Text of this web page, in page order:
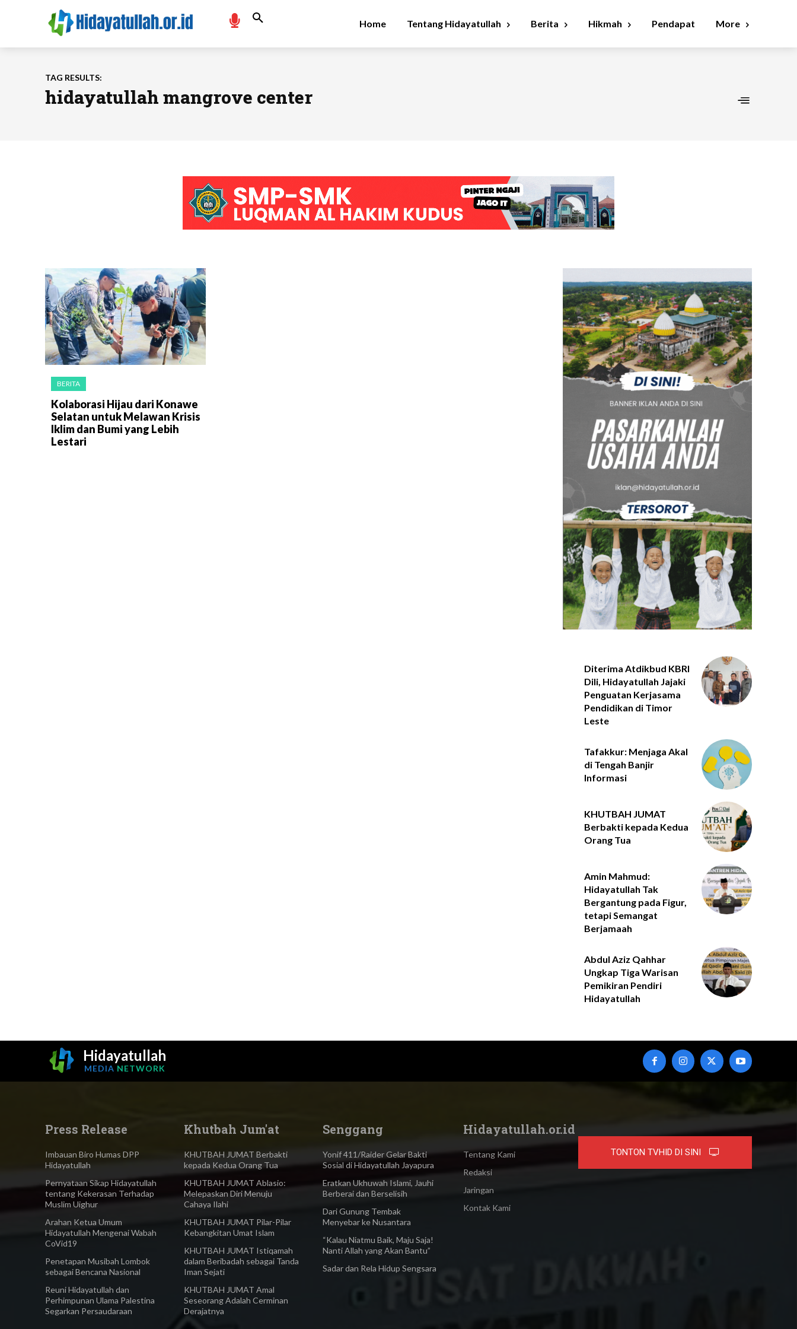
Home Tentang Hidayatullah Berita Hikmah Pendapat More
TAG RESULTS:
hidayatullah mangrove center
BERITA
Kolaborasi Hijau dari Konawe
Selatan untuk Melawan Krisis
Iklim dan Bumi yang Lebih
Lestari
Diterima Atdikbud KBRI
Dili, Hidayatullah Jajaki
Penguatan Kerjasama
Pendidikan di Timor
Leste
Tafakkur: Menjaga Akal
di Tengah Banjir
Informasi
KHUTBAH JUMAT
Berbakti kepada Kedua
Orang Tua
Amin Mahmud:
Hidayatullah Tak
Bergantung pada Figur,
tetapi Semangat
Berjamaah
Abdul Aziz Qahhar
Ungkap Tiga Warisan
Pemikiran Pendiri
Hidayatullah
Hidayatullah
MEDIA NETWORK
Press Release
Imbauan Biro Humas DPP
Hidayatullah
Pernyataan Sikap Hidayatullah
tentang Kekerasan Terhadap
Muslim Uighur
Arahan Ketua Umum
Hidayatullah Mengenai Wabah
CoVid19
Penetapan Musibah Lombok
sebagai Bencana Nasional
Reuni Hidayatullah dan
Perhimpunan Ulama Palestina
Segarkan Persaudaraan
Khutbah Jum'at
KHUTBAH JUMAT Berbakti
kepada Kedua Orang Tua
KHUTBAH JUMAT Ablasio:
Melepaskan Diri Menuju
Cahaya Ilahi
KHUTBAH JUMAT Pilar-Pilar
Kebangkitan Umat Islam
KHUTBAH JUMAT Istiqamah
dalam Beribadah sebagai Tanda
Iman Sejati
KHUTBAH JUMAT Amal
Seseorang Adalah Cerminan
Derajatnya
Senggang
Yonif 411/Raider Gelar Bakti
Sosial di Hidayatullah Jayapura
Eratkan Ukhuwah Islami, Jauhi
Berberai dan Berselisih
Dari Gunung Tembak
Menyebar ke Nusantara
“Kalau Niatmu Baik, Maju Saja!
Nanti Allah yang Akan Bantu”
Sadar dan Rela Hidup Sengsara
Hidayatullah.or.id
Tentang Kami
Redaksi
Jaringan
Kontak Kami
TONTON TVHID DI SINI